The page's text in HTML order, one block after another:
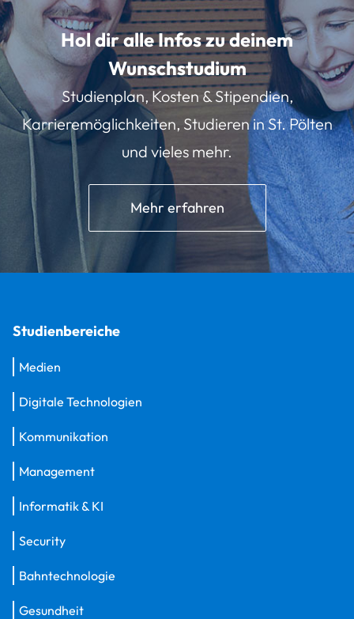
Hol dir alle Infos zu deinem
Wunschstudium
Studienplan, Kosten & Stipendien,
Karrieremöglichkeiten, Studieren in St. Pölten
und vieles mehr.
Mehr erfahren
Studienbereiche
Medien
Digitale Technologien
Kommunikation
Management
Informatik & KI
Security
Bahntechnologie
Gesundheit